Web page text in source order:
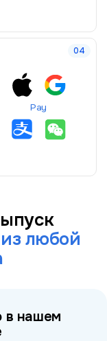
Pay
из любой
в нашем